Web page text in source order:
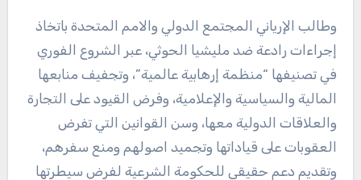
وطالب الإرياني المجتمع الدولي والامم المتحدة باتخاذ
إجراءات رادعة ضد مليشيا الحوثي، عبر الشروع الفوري
في تصنيفها “منظمة إرهابية عالمية”، وتجفيف منابعها
المالية والسياسية والإعلامية، وفرض القيود على التجارة
والعلاقات الدولية معها، وسن القوانين التي تفرض
العقوبات على قياداتها وتجميد اصولهم ومنع سفرهم،
وتقديم دعم حقيقي للحكومة الشرعية لفرض سيطرتها